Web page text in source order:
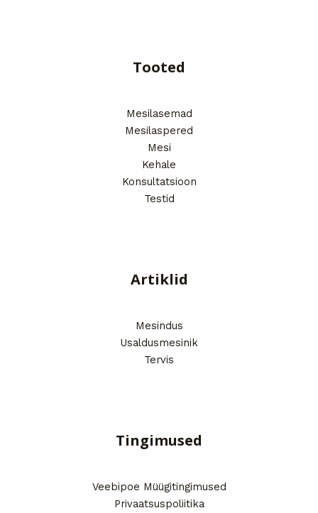
Tooted
Mesilasemad
Mesilaspered
Mesi
Kehale
Konsultatsioon
Testid
Artiklid
Mesindus
Usaldusmesinik
Tervis
Tingimused
Veebipoe Müügitingimused
Privaatsuspoliitika